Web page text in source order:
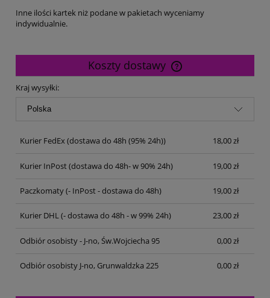
Inne ilości kartek niż podane w pakietach wyceniamy
indywidualnie.
Koszty dostawy
Cena nie zawiera ewentualnych kosztów płatności
Kraj wysyłki:
Kurier FedEx(dostawa do 48h (95% 24h)) 18,00 zł
Kurier InPost(dostawa do 48h- w 90% 24h) 19,00 zł
Paczkomaty(- InPost - dostawa do 48h) 19,00 zł
Kurier DHL(- dostawa do 48h - w 99% 24h) 23,00 zł
Odbiór osobisty - J-no, Św.Wojciecha 95 0,00 zł
Odbiór osobisty J-no, Grunwaldzka 225 0,00 zł